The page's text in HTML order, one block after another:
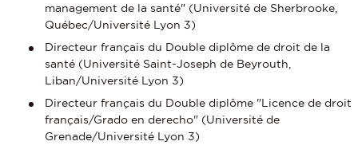
management de la santé" (Université de Sherbrooke,
Québec/Université Lyon 3)
Directeur français du Double diplôme de droit de la
santé (Université Saint-Joseph de Beyrouth,
Liban/Université Lyon 3)
Directeur français du Double diplôme "Licence de droit
français/Grado en derecho" (Université de
Grenade/Université Lyon 3)